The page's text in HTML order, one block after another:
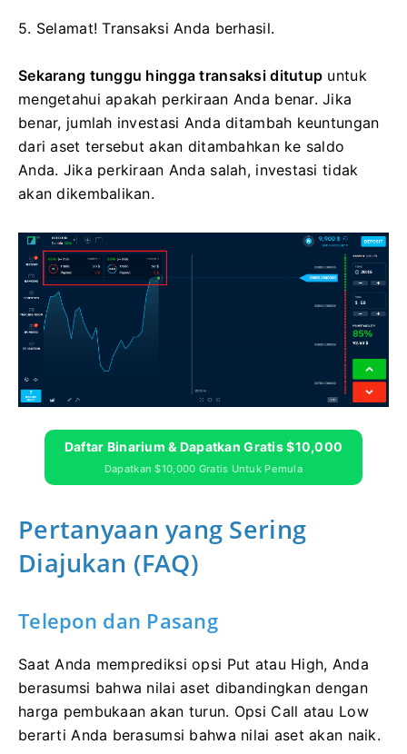
5. Selamat! Transaksi Anda berhasil.
Sekarang tunggu hingga transaksi ditutup untuk
mengetahui apakah perkiraan Anda benar. Jika
benar, jumlah investasi Anda ditambah keuntungan
dari aset tersebut akan ditambahkan ke saldo
Anda. Jika perkiraan Anda salah, investasi tidak
akan dikembalikan.
Daftar Binarium & Dapatkan Gratis $10,000
Dapatkan $10,000 Gratis Untuk Pemula
Pertanyaan yang Sering
Diajukan (FAQ)
Telepon dan Pasang
Saat Anda memprediksi opsi Put atau High, Anda
berasumsi bahwa nilai aset dibandingkan dengan
harga pembukaan akan turun. Opsi Call atau Low
berarti Anda berasumsi bahwa nilai aset akan naik.